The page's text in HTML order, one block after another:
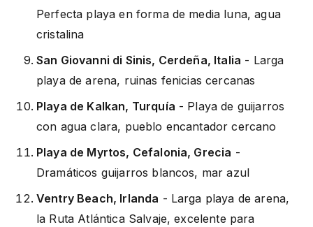
Perfecta playa en forma de media luna, agua
cristalina
San Giovanni di Sinis, Cerdeña, Italia - Larga
playa de arena, ruinas fenicias cercanas
Playa de Kalkan, Turquía - Playa de guijarros
con agua clara, pueblo encantador cercano
Playa de Myrtos, Cefalonia, Grecia -
Dramáticos guijarros blancos, mar azul
Ventry Beach, Irlanda - Larga playa de arena,
la Ruta Atlántica Salvaje, excelente para